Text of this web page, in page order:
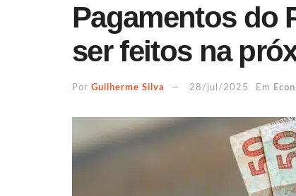
Pagamentos do
ser feitos na
Por Guilherme Silva 28/jul/2025 Em